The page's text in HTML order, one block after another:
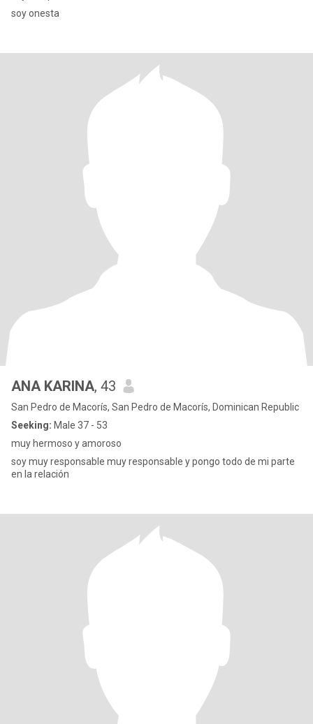
soy onesta
ANA KARINA, 43
San Pedro de Macorís, San Pedro de Macorís, Dominican Republic
Seeking: Male 37 - 53
muy hermoso y amoroso
soy muy responsable muy responsable y pongo todo de mi parte
en la relación